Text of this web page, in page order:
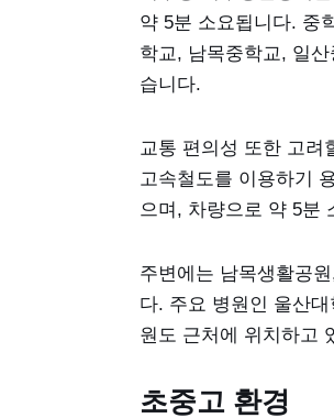
약 5분 소요됩니다. 중
학교, 남목중학교, 일
습니다.
교통 편의성 또한 고려
고속철도를 이용하기
으며, 차량으로 약 5분
주변에는 남목생활공
다. 주요 병원인 울산
원도 근처에 위치하고
초중고 환경